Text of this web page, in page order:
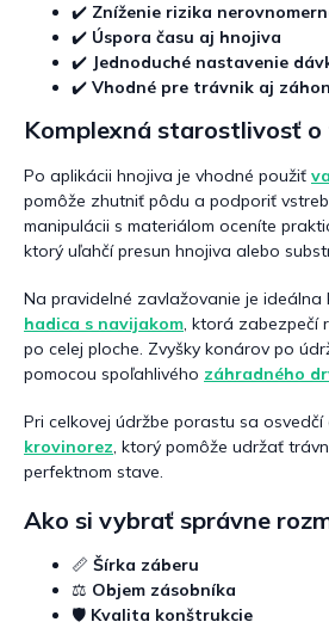
✔️ Zníženie rizika
✔️ Úspora času aj hnojiva
✔️ Jednoduché nastavenie
✔️ Vhodné pre trávnik aj
Komplexná starostlivosť
Po aplikácii hnojiva je vhodné použiť
pomôže zhutniť pôdu a podporiť
manipulácii s materiálom oceníte
ktorý uľahčí presun hnojiva alebo
Na pravidelné zavlažovanie je ideálna
hadica s navijakom, ktorá zabezpečí
po celej ploche. Zvyšky konárov po
pomocou spoľahlivého záhradného
Pri celkovej údržbe porastu sa osvedčí
krovinorez, ktorý pomôže udržať
perfektnom stave.
Ako si vybrať správne
📏 Šírka záberu
⚖️ Objem zásobníka
🛡️ Kvalita konštrukcie